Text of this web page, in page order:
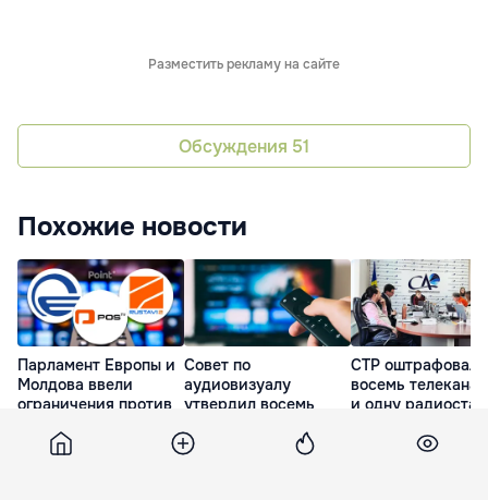
Разместить рекламу на сайте
Обсуждения 51
Похожие новости
Парламент Европы и
Молдова ввели
ограничения против
телеканалов
Совет по
аудиовизуалу
утвердил восемь
carry на 2026 год
СТР оштрафовал
восемь
и одну
тысяч леев